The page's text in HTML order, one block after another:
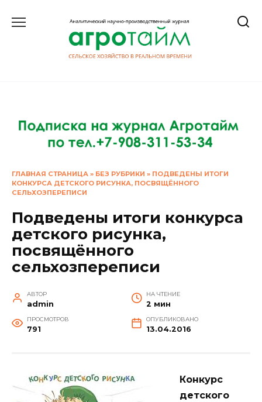
ГЛАВНАЯ СТРАНИЦА » БЕЗ РУБРИКИ » ПОДВЕДЕНЫ ИТОГИ
КОНКУРСА ДЕТСКОГО РИСУНКА, ПОСВЯЩЁННОГО
СЕЛЬХОЗПЕРЕПИСИ
Подведены итоги конкурса
детского рисунка,
посвящённого
сельхозпереписи
АВТОР
admin
НА ЧТЕНИЕ
2 мин
ПРОСМОТРОВ
791
ОПУБЛИКОВАНО
13.04.2016
Конкурс
детского